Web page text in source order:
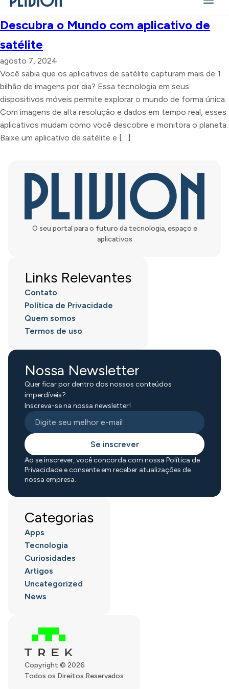
Descubra o Mundo com aplicativo de
satélite
agosto 7, 2024
Você sabia que os aplicativos de satélite capturam mais de 1
bilhão de imagens por dia? Essa tecnologia em seus
dispositivos móveis permite explorar o mundo de forma única.
Com imagens de alta resolução e dados em tempo real, esses
aplicativos mudam como você descobre e monitora o planeta.
Baixe um aplicativo de satélite e […]
O seu portal para o futuro da tecnologia, espaço e
aplicativos
Copyright © 2026
Todos os Direitos Reservados
Links Relevantes
Contato
Política de Privacidade
Quem somos
Termos de uso
Nossa Newsletter
Quer ficar por dentro dos nossos conteúdos
imperdíveis?
Inscreva-se na nossa newsletter!
Se inscrever
Ao se inscrever, você concorda com nossa Política de
Privacidade e consente em receber atualizações de
nossa empresa.
Categorias
Apps
Tecnologia
Curiosidades
Artigos
Uncategorized
News